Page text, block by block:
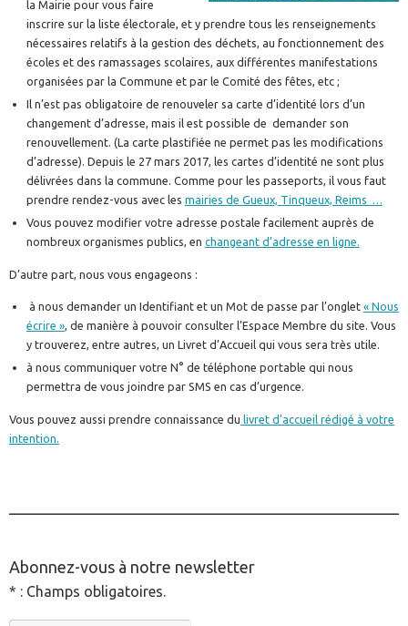
la Mairie pour vous faire
inscrire sur la liste électorale, et y prendre tous les renseignements
nécessaires relatifs à la gestion des déchets, au fonctionnement des
écoles et des ramassages scolaires, aux différentes manifestations
organisées par la Commune et par le Comité des fêtes, etc ;
Il n’est pas obligatoire de renouveler sa carte d’identité lors d’un
changement d’adresse, mais il est possible de demander son
renouvellement. (La carte plastifiée ne permet pas les modifications
d’adresse). Depuis le 27 mars 2017, les cartes d’identité ne sont plus
délivrées dans la commune. Comme pour les passeports, il vous faut
prendre rendez-vous avec les mairies de Gueux, Tinqueux, Reims …
Vous pouvez modifier votre adresse postale facilement auprès de
nombreux organismes publics, en changeant d’adresse en ligne.
D’autre part, nous vous engageons :
à nous demander un Identifiant et un Mot de passe par l’onglet « Nous
écrire », de manière à pouvoir consulter l’Espace Membre du site. Vous
y trouverez, entre autres, un Livret d’Accueil qui vous sera très utile.
à nous communiquer votre N° de téléphone portable qui nous
permettra de vous joindre par SMS en cas d’urgence.
Vous pouvez aussi prendre connaissance du livret d’accueil rédigé à votre
intention.
Abonnez-vous à notre newsletter
* : Champs obligatoires.